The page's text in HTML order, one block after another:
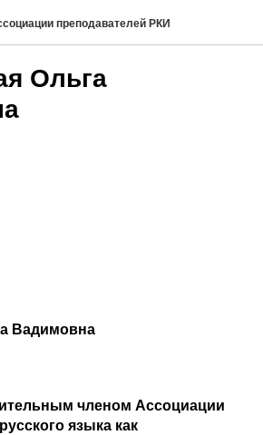
преподавателей РКИ
Ольга
Вадимовна
членом Ассоциации
языка как